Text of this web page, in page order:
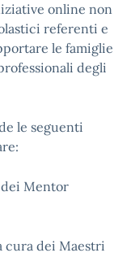
online non
referenti e
le famiglie
degli
le seguenti
Mentor
cura dei Maestri